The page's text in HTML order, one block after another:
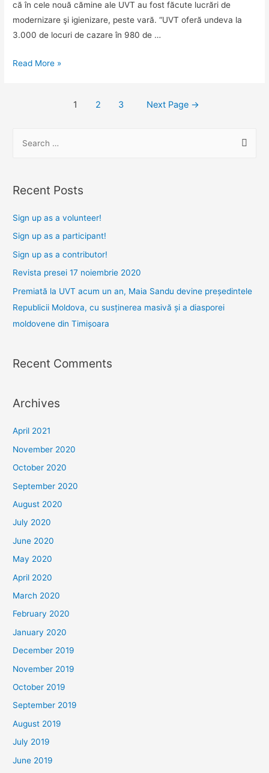
Timișoara
că în cele nouă cămine ale UVT au fost făcute lucrări de
modernizare şi igienizare, peste vară. “UVT oferă undeva la
3.000 de locuri de cazare în 980 de …
Revista
Read More »
1 2 3 Next Page →
r
h
f
o
Recent Posts
Sign up as a volunteer!
Sign up as a participant!
Sign up as a contributor!
Revista presei 17 noiembrie 2020
Premiată la UVT acum un an, Maia Sandu devine președintele
Republicii Moldova, cu susținerea masivă și a diasporei
moldovene din Timișoara
Recent Comments
Archives
April 2021
November 2020
October 2020
September 2020
August 2020
July 2020
June 2020
May 2020
April 2020
March 2020
February 2020
January 2020
December 2019
November 2019
October 2019
September 2019
August 2019
July 2019
June 2019